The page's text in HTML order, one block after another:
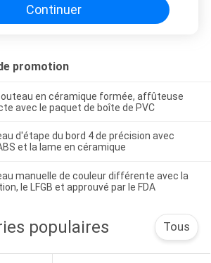
Continuer
promotion
en céramique formée, affûteuse
avec le paquet de boîte de PVC
d'étape du bord 4 de précision avec
et la lame en céramique
manuelle de couleur différente avec la
le LFGB et approuvé par le FDA
populaires Tous